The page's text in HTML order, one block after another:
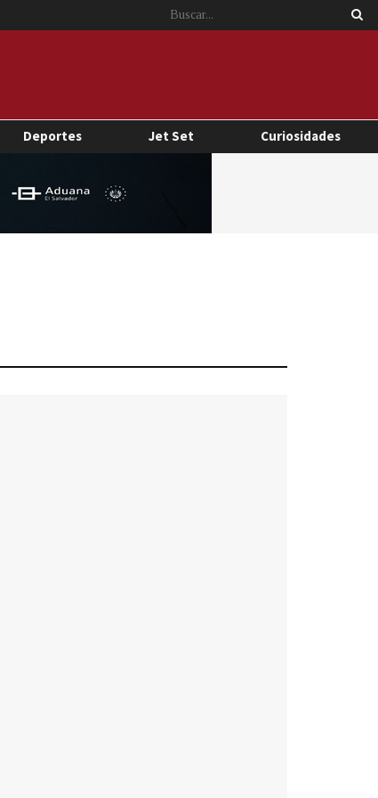
Deportes Jet Set Curiosidades